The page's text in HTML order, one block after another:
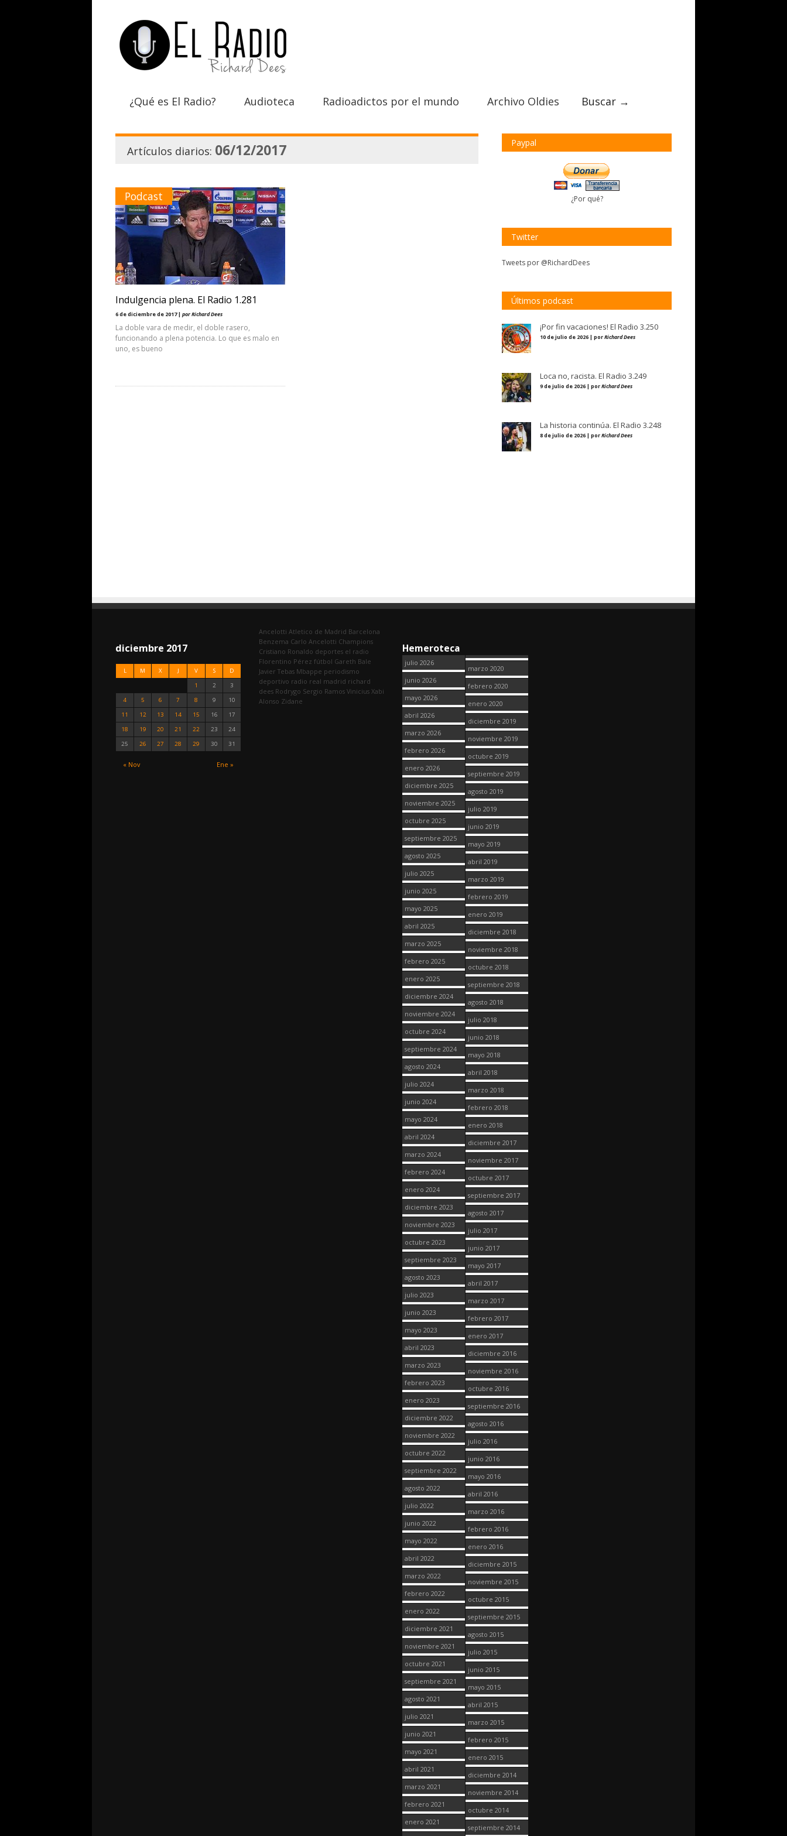
¿Qué es El Radio? Audioteca Radioadictos por el mundo Archivo Oldies Buscar →
Artículos diarios: 06/12/2017
Podcast
Indulgencia plena. El Radio 1.281
6 de diciembre de 2017 | por Richard Dees
La doble vara de medir, el doble rasero,
funcionando a plena potencia. Lo que es malo en
uno, es bueno
Paypal
¿Por qué?
Twitter
Tweets por @RichardDees
Últimos podcast
¡Por fin vacaciones! El Radio 3.250
10 de julio de 2026 | porRichard Dees
Loca no, racista. El Radio 3.249
9 de julio de 2026 | porRichard Dees
La historia continúa. El Radio 3.248
8 de julio de 2026 | porRichard Dees
diciembre 2017
L M X J V S D
« Nov Ene »
1 2
3
4
5 6 7 8 9
10
11
12 13 14 15 16
17
18
19 20 21 22 23
24
25
26 27 28 29 30 31
Ancelotti Atletico de Madrid Barcelona
Benzema Carlo Ancelotti Champions
Cristiano Ronaldo deportes el radio
Florentino Pérez fútbol Gareth Bale
Javier Tebas Mbappe periodismo
deportivo radio real madrid richard
dees Rodrygo Sergio Ramos Vinicius Xabi
Alonso Zidane
Hemeroteca
julio 2026
junio 2026
mayo 2026
abril 2026
marzo 2026
febrero 2026
enero 2026
diciembre 2025
noviembre 2025
octubre 2025
septiembre 2025
agosto 2025
julio 2025
junio 2025
mayo 2025
abril 2025
marzo 2025
febrero 2025
enero 2025
diciembre 2024
noviembre 2024
octubre 2024
septiembre 2024
agosto 2024
julio 2024
junio 2024
mayo 2024
abril 2024
marzo 2024
febrero 2024
enero 2024
diciembre 2023
noviembre 2023
octubre 2023
septiembre 2023
agosto 2023
julio 2023
junio 2023
mayo 2023
abril 2023
marzo 2023
febrero 2023
enero 2023
diciembre 2022
noviembre 2022
octubre 2022
septiembre 2022
agosto 2022
julio 2022
junio 2022
mayo 2022
abril 2022
marzo 2022
febrero 2022
enero 2022
diciembre 2021
noviembre 2021
octubre 2021
septiembre 2021
agosto 2021
julio 2021
junio 2021
mayo 2021
abril 2021
marzo 2021
febrero 2021
enero 2021
marzo 2020
febrero 2020
enero 2020
diciembre 2019
noviembre 2019
octubre 2019
septiembre 2019
agosto 2019
julio 2019
junio 2019
mayo 2019
abril 2019
marzo 2019
febrero 2019
enero 2019
diciembre 2018
noviembre 2018
octubre 2018
septiembre 2018
agosto 2018
julio 2018
junio 2018
mayo 2018
abril 2018
marzo 2018
febrero 2018
enero 2018
diciembre 2017
noviembre 2017
octubre 2017
septiembre 2017
agosto 2017
julio 2017
junio 2017
mayo 2017
abril 2017
marzo 2017
febrero 2017
enero 2017
diciembre 2016
noviembre 2016
octubre 2016
septiembre 2016
agosto 2016
julio 2016
junio 2016
mayo 2016
abril 2016
marzo 2016
febrero 2016
enero 2016
diciembre 2015
noviembre 2015
octubre 2015
septiembre 2015
agosto 2015
julio 2015
junio 2015
mayo 2015
abril 2015
marzo 2015
febrero 2015
enero 2015
diciembre 2014
noviembre 2014
octubre 2014
septiembre 2014